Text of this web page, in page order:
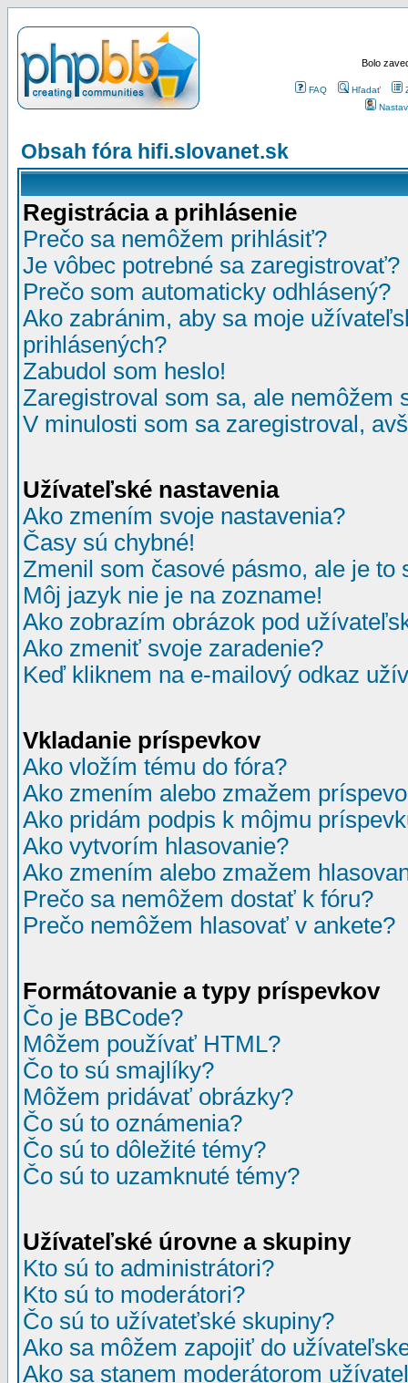
Bolo
FAQ Hľadať
Obsah fóra hifi.slovanet.sk
Registrácia a prihlásenie
Prečo sa nemôžem prihlásiť?
Je vôbec potrebné sa zaregistrovať?
Prečo som automaticky odhlásený?
Ako zabránim, aby sa moje
prihlásených?
Zabudol som heslo!
Zaregistroval som sa, ale nemôžem
V minulosti som sa zaregistroval,
Užívateľské nastavenia
Ako zmením svoje nastavenia?
Časy sú chybné!
Zmenil som časové pásmo, ale je to
Môj jazyk nie je na zozname!
Ako zobrazím obrázok pod
Ako zmeniť svoje zaradenie?
Keď kliknem na e-mailový odkaz
Vkladanie príspevkov
Ako vložím tému do fóra?
Ako zmením alebo zmažem
Ako pridám podpis k môjmu
Ako vytvorím hlasovanie?
Ako zmením alebo zmažem
Prečo sa nemôžem dostať k fóru?
Prečo nemôžem hlasovať v ankete?
Formátovanie a typy príspevkov
Čo je BBCode?
Môžem používať HTML?
Čo to sú smajlíky?
Môžem pridávať obrázky?
Čo sú to oznámenia?
Čo sú to dôležité témy?
Čo sú to uzamknuté témy?
Užívateľské úrovne a skupiny
Kto sú to administrátori?
Kto sú to moderátori?
Čo sú to užívateťské skupiny?
Ako sa môžem zapojiť do
Ako sa stanem moderátorom